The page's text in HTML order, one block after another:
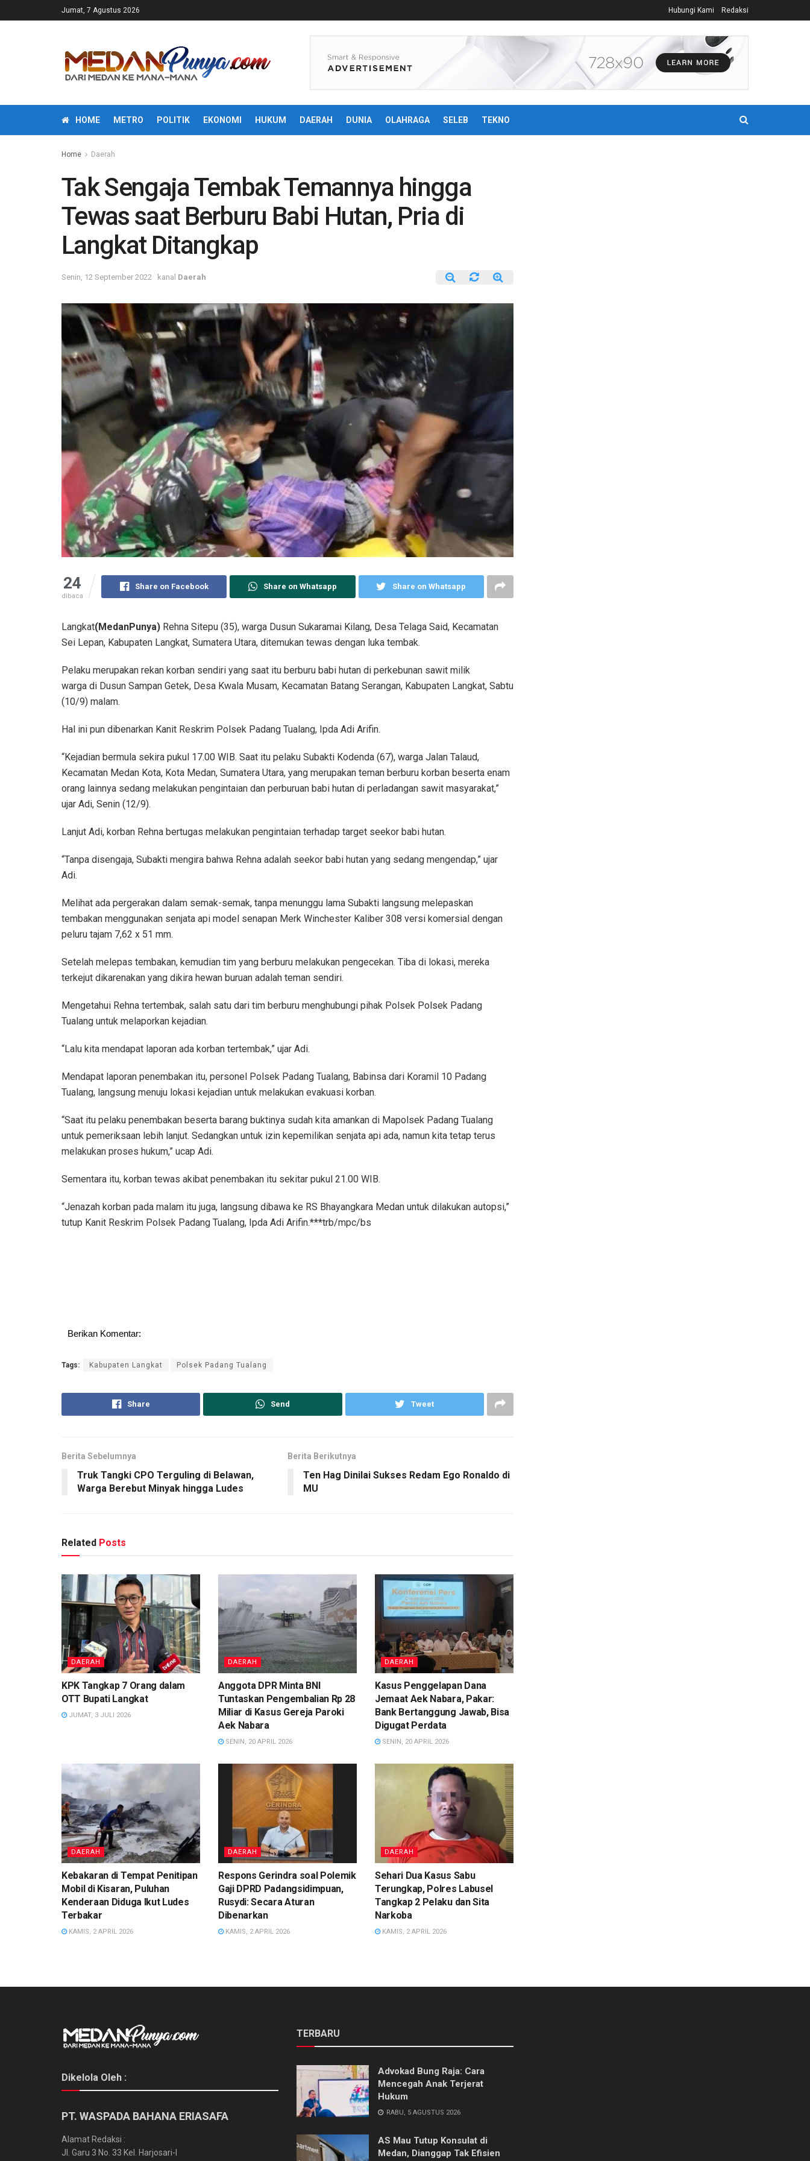
Jumat, 7 Agustus 2026 Hubungi Kami Redaksi
HOME METRO POLITIK EKONOMI HUKUM DAERAH DUNIA OLAHRAGA SELEB TEKNO
Home Daerah
Tak Sengaja Tembak Temannya hingga
Tewas saat Berburu Babi Hutan, Pria di
Langkat Ditangkap
Senin, 12 September 2022 kanal Daerah
24
dibaca
Share on Facebook Share on Whatsapp Share on Whatsapp
Langkat(MedanPunya) Rehna Sitepu (35), warga Dusun Sukaramai Kilang, Desa Telaga Said, Kecamatan
Sei Lepan, Kabupaten Langkat, Sumatera Utara, ditemukan tewas dengan luka tembak.
Pelaku merupakan rekan korban sendiri yang saat itu berburu babi hutan di perkebunan sawit milik
warga di Dusun Sampan Getek, Desa Kwala Musam, Kecamatan Batang Serangan, Kabupaten Langkat, Sabtu
(10/9) malam.
Hal ini pun dibenarkan Kanit Reskrim Polsek Padang Tualang, Ipda Adi Arifin.
“Kejadian bermula sekira pukul 17.00 WIB. Saat itu pelaku Subakti Kodenda (67), warga Jalan Talaud,
Kecamatan Medan Kota, Kota Medan, Sumatera Utara, yang merupakan teman berburu korban beserta enam
orang lainnya sedang melakukan pengintaian dan perburuan babi hutan di perladangan sawit masyarakat,”
ujar Adi, Senin (12/9).
Lanjut Adi, korban Rehna bertugas melakukan pengintaian terhadap target seekor babi hutan.
“Tanpa disengaja, Subakti mengira bahwa Rehna adalah seekor babi hutan yang sedang mengendap,” ujar
Adi.
Melihat ada pergerakan dalam semak-semak, tanpa menunggu lama Subakti langsung melepaskan
tembakan menggunakan senjata api model senapan Merk Winchester Kaliber 308 versi komersial dengan
peluru tajam 7,62 x 51 mm.
Setelah melepas tembakan, kemudian tim yang berburu melakukan pengecekan. Tiba di lokasi, mereka
terkejut dikarenakan yang dikira hewan buruan adalah teman sendiri.
Mengetahui Rehna tertembak, salah satu dari tim berburu menghubungi pihak Polsek Polsek Padang
Tualang untuk melaporkan kejadian.
“Lalu kita mendapat laporan ada korban tertembak,” ujar Adi.
Mendapat laporan penembakan itu, personel Polsek Padang Tualang, Babinsa dari Koramil 10 Padang
Tualang, langsung menuju lokasi kejadian untuk melakukan evakuasi korban.
“Saat itu pelaku penembakan beserta barang buktinya sudah kita amankan di Mapolsek Padang Tualang
untuk pemeriksaan lebih lanjut. Sedangkan untuk izin kepemilikan senjata api ada, namun kita tetap terus
melakukan proses hukum,” ucap Adi.
Sementara itu, korban tewas akibat penembakan itu sekitar pukul 21.00 WIB.
“Jenazah korban pada malam itu juga, langsung dibawa ke RS Bhayangkara Medan untuk dilakukan autopsi,”
tutup Kanit Reskrim Polsek Padang Tualang, Ipda Adi Arifin.***trb/mpc/bs
Berikan Komentar:
Tags: Kabupaten Langkat Polsek Padang Tualang
Share Send Tweet
Berita Sebelumnya
Truk Tangki CPO Terguling di Belawan,
Warga Berebut Minyak hingga Ludes
Berita Berikutnya
Ten Hag Dinilai Sukses Redam Ego Ronaldo di
MU
Related Posts
DAERAH
KPK Tangkap 7 Orang dalam
OTT Bupati Langkat
JUMAT, 3 JULI 2026
DAERAH
Anggota DPR Minta BNI
Tuntaskan Pengembalian Rp 28
Miliar di Kasus Gereja Paroki
Aek Nabara
SENIN, 20 APRIL 2026
DAERAH
Kasus Penggelapan Dana
Jemaat Aek Nabara, Pakar:
Bank Bertanggung Jawab, Bisa
Digugat Perdata
SENIN, 20 APRIL 2026
DAERAH
Kebakaran di Tempat Penitipan
Mobil di Kisaran, Puluhan
Kenderaan Diduga Ikut Ludes
Terbakar
KAMIS, 2 APRIL 2026
DAERAH
Respons Gerindra soal Polemik
Gaji DPRD Padangsidimpuan,
Rusydi: Secara Aturan
Dibenarkan
KAMIS, 2 APRIL 2026
DAERAH
Sehari Dua Kasus Sabu
Terungkap, Polres Labusel
Tangkap 2 Pelaku dan Sita
Narkoba
KAMIS, 2 APRIL 2026
Dikelola Oleh :
PT. WASPADA BAHANA ERIASAFA
Alamat Redaksi :
Jl. Garu 3 No. 33 Kel. Harjosari-I
TERBARU
Advokad Bung Raja: Cara
Mencegah Anak Terjerat
Hukum
RABU, 5 AGUSTUS 2026
AS Mau Tutup Konsulat di
Medan, Dianggap Tak Efisien